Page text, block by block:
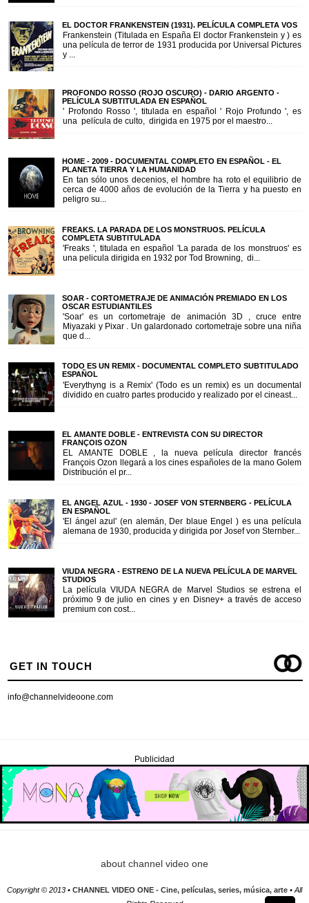
EL DOCTOR FRANKENSTEIN (1931). PELÍCULA COMPLETA VOS
Frankenstein (Titulada en España El doctor Frankenstein y ) es
una película de terror de 1931 producida por Universal Pictures
y ...
PROFONDO ROSSO (ROJO OSCURO) - DARIO ARGENTO -
PELÍCULA SUBTITULADA EN ESPAÑOL
' Profondo Rosso ', titulada en español ' Rojo Profundo ', es
una película de culto, dirigida en 1975 por el maestro...
HOME - 2009 - DOCUMENTAL COMPLETO EN ESPAÑOL - EL
PLANETA TIERRA Y LA HUMANIDAD
En tan sólo unos decenios, el hombre ha roto el equilibrio de
cerca de 4000 años de evolución de la Tierra y ha puesto en
peligro su...
FREAKS. LA PARADA DE LOS MONSTRUOS. PELÍCULA
COMPLETA SUBTITULADA
'Freaks ', titulada en español 'La parada de los monstruos' es
una pelicula dirigida en 1932 por Tod Browning, di...
SOAR - CORTOMETRAJE DE ANIMACIÓN PREMIADO EN LOS
OSCAR ESTUDIANTILES
'Soar' es un cortometraje de animación 3D , cruce entre
Miyazaki y Pixar . Un galardonado cortometraje sobre una niña
que d...
TODO ES UN REMIX - DOCUMENTAL COMPLETO SUBTITULADO
ESPAÑOL
'Everythyng is a Remix' (Todo es un remix) es un documental
dividido en cuatro partes producido y realizado por el cineast...
EL AMANTE DOBLE - ENTREVISTA CON SU DIRECTOR
FRANÇOIS OZON
EL AMANTE DOBLE , la nueva película director francés
François Ozon llegará a los cines españoles de la mano Golem
Distribución el pr...
EL ANGEL AZUL - 1930 - JOSEF VON STERNBERG - PELÍCULA
EN ESPAÑOL
'El ángel azul' (en alemán, Der blaue Engel ) es una película
alemana de 1930, producida y dirigida por Josef von Sternber...
VIUDA NEGRA - ESTRENO DE LA NUEVA PELÍCULA DE MARVEL
STUDIOS
La película VIUDA NEGRA de Marvel Studios se estrena el
próximo 9 de julio en cines y en Disney+ a través de acceso
premium con cost...
GET IN TOUCH
info@channelvideoone.com
Publicidad
about channel video one
Copyright © 2013 • CHANNEL VIDEO ONE - Cine, películas, series, música, arte • All